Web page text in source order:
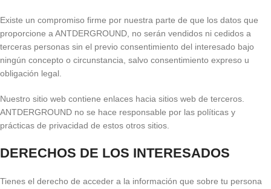
Existe un compromiso firme por nuestra parte de que los datos que
proporcione a ANTDERGROUND, no serán vendidos ni cedidos a
terceras personas sin el previo consentimiento del interesado bajo
ningún concepto o circunstancia, salvo consentimiento expreso u
obligación legal.
Nuestro sitio web contiene enlaces hacia sitios web de terceros.
ANTDERGROUND no se hace responsable por las políticas y
prácticas de privacidad de estos otros sitios.
DERECHOS DE LOS INTERESADOS
Tienes el derecho de acceder a la información que sobre tu persona